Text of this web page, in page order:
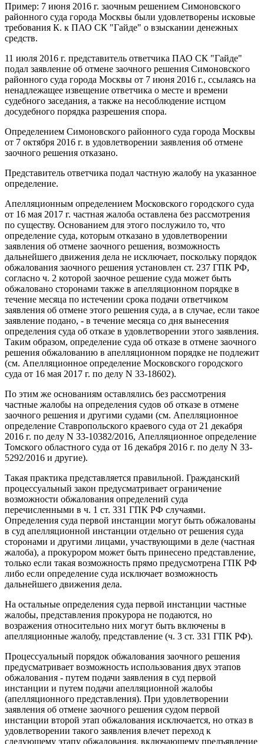
Пример: 7 июня 2016 г. заочным решением Симоновского
районного суда города Москвы были удовлетворены исковые
требования К. к ПАО СК "Гайде" о взыскании денежных
средств.
11 июля 2016 г. представитель ответчика ПАО СК "Гайде"
подал заявление об отмене заочного решения Симоновского
районного суда города Москвы от 7 июня 2016 г., ссылаясь на
ненадлежащее извещение ответчика о месте и времени
судебного заседания, а также на несоблюдение истцом
досудебного порядка разрешения спора.
Определением Симоновского районного суда города Москвы
от 7 октября 2016 г. в удовлетворении заявления об отмене
заочного решения отказано.
Представитель ответчика подал частную жалобу на указанное
определение.
Апелляционным определением Московского городского суда
от 16 мая 2017 г. частная жалоба оставлена без рассмотрения
по существу. Основанием для этого послужило то, что
определение суда, которым отказано в удовлетворении
заявления об отмене заочного решения, возможность
дальнейшего движения дела не исключает, поскольку порядок
обжалования заочного решения установлен ст. 237 ГПК РФ,
согласно ч. 2 которой заочное решение суда может быть
обжаловано сторонами также в апелляционном порядке в
течение месяца по истечении срока подачи ответчиком
заявления об отмене этого решения суда, а в случае, если такое
заявление подано, - в течение месяца со дня вынесения
определения суда об отказе в удовлетворении этого заявления.
Таким образом, определение суда об отказе в отмене заочного
решения обжалованию в апелляционном порядке не подлежит
(см. Апелляционное определение Московского городского
суда от 16 мая 2017 г. по делу N 33-18602).
По этим же основаниям оставлялись без рассмотрения
частные жалобы на определения судов об отказе в отмене
заочного решения и другими судами (см. Апелляционное
определение Ставропольского краевого суда от 21 декабря
2016 г. по делу N 33-10382/2016, Апелляционное определение
Томского областного суда от 16 декабря 2016 г. по делу N 33-
5292/2016 и другие).
Такая практика представляется правильной. Гражданский
процессуальный закон предусматривает ограничение
возможности обжалования определений суда
перечисленными в ч. 1 ст. 331 ГПК РФ случаями.
Определения суда первой инстанции могут быть обжалованы
в суд апелляционной инстанции отдельно от решения суда
сторонами и другими лицами, участвующими в деле (частная
жалоба), а прокурором может быть принесено представление,
только если такая возможность прямо предусмотрена ГПК РФ
либо если определение суда исключает возможность
дальнейшего движения дела.
На остальные определения суда первой инстанции частные
жалобы, представления прокурора не подаются, но
возражения относительно них могут быть включены в
апелляционные жалобу, представление (ч. 3 ст. 331 ГПК РФ).
Процессуальный порядок обжалования заочного решения
предусматривает возможность использования двух этапов
обжалования - путем подачи заявления в суд первой
инстанции и путем подачи апелляционной жалобы
(апелляционного представления). При удовлетворении
заявления об отмене заочного решения судом первой
инстанции второй этап обжалования исключается, но отказ в
удовлетворении такого заявления влечет переход к
следующему этапу обжалования, включающему предъявление